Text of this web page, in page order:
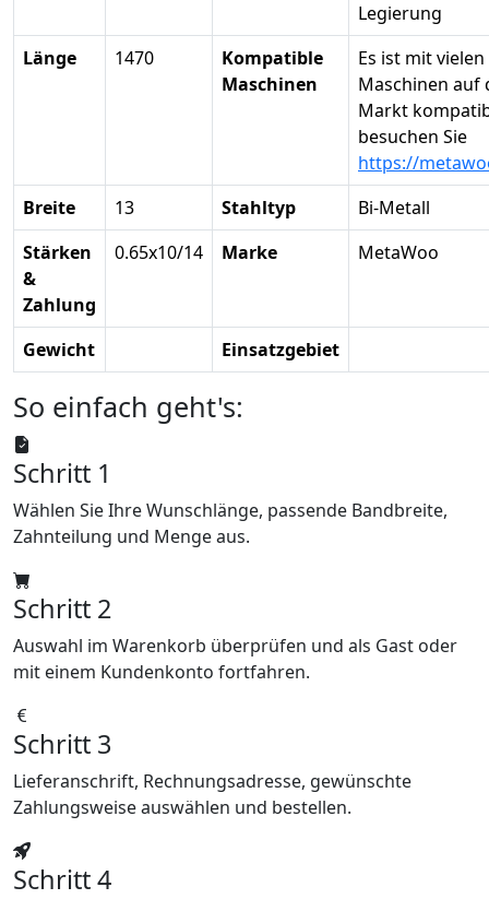
Legierung
Länge
1470
Kompatible
Maschinen
Es ist mit vielen
Maschinen auf
Markt
besuchen Sie
https://
Breite
13 Stahltyp
Bi-Metall
Stärken
&
Zahlung
0.65x10/14 Marke MetaWoo
Gewicht Einsatzgebiet
So einfach geht's:
Schritt 1
Wählen Sie Ihre Wunschlänge, passende Bandbreite,
Zahnteilung und Menge aus.
Schritt 2
Auswahl im Warenkorb überprüfen und als Gast oder
mit einem Kundenkonto fortfahren.
Schritt 3
Lieferanschrift, Rechnungsadresse, gewünschte
Zahlungsweise auswählen und bestellen.
Schritt 4